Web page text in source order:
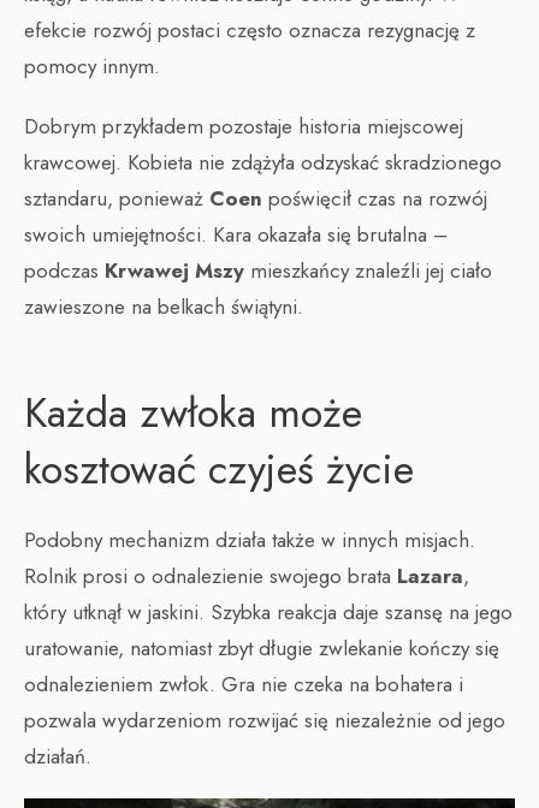
efekcie rozwój postaci często oznacza rezygnację z
pomocy innym.
Dobrym przykładem pozostaje historia miejscowej
krawcowej. Kobieta nie zdążyła odzyskać skradzionego
sztandaru, ponieważ Coen poświęcił czas na rozwój
swoich umiejętności. Kara okazała się brutalna –
podczas Krwawej Mszy mieszkańcy znaleźli jej ciało
zawieszone na belkach świątyni.
Każda zwłoka może
kosztować czyjeś życie
Podobny mechanizm działa także w innych misjach.
Rolnik prosi o odnalezienie swojego brata Lazara,
który utknął w jaskini. Szybka reakcja daje szansę na jego
uratowanie, natomiast zbyt długie zwlekanie kończy się
odnalezieniem zwłok. Gra nie czeka na bohatera i
pozwala wydarzeniom rozwijać się niezależnie od jego
działań.